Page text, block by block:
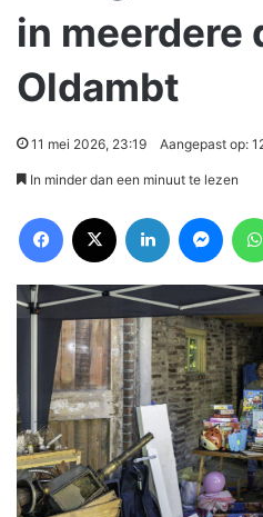
in meerdere
Oldambt
11 mei 2026, 23:19 Aangepast op:
In minder dan een minuut te lezen